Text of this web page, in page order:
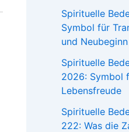
Spirituelle
Symbol für
und Neubeginn
Spirituelle
2026: Symbol
Lebensfreude
Spirituelle
222: Was die